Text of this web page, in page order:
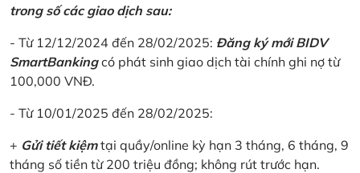
trong số các giao dịch sau:
- Từ 12/12/2024 đến 28/02/2025: Đăng ký mới BIDV
SmartBankingcó phát sinh giao dịch tài chính ghi nợ từ
100,000 VNĐ.
- Từ 10/01/2025 đến 28/02/2025:
+ Gửi tiết kiệmtại quầy/online kỳ hạn 3 tháng, 6 tháng, 9
tháng số tiền từ 200 triệu đồng; không rút trước hạn.